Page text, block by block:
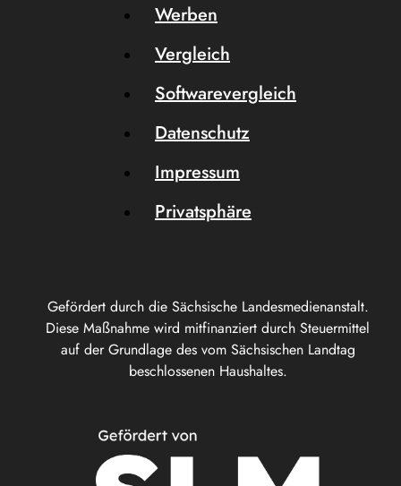
Gefördert durch die Sächsische Landesmedienanstalt.
Diese Maßnahme wird mitfinanziert durch Steuermittel
auf der Grundlage des vom Sächsischen Landtag
beschlossenen Haushaltes.
Werben
Vergleich
Softwarevergleich
Datenschutz
Impressum
Privatsphäre